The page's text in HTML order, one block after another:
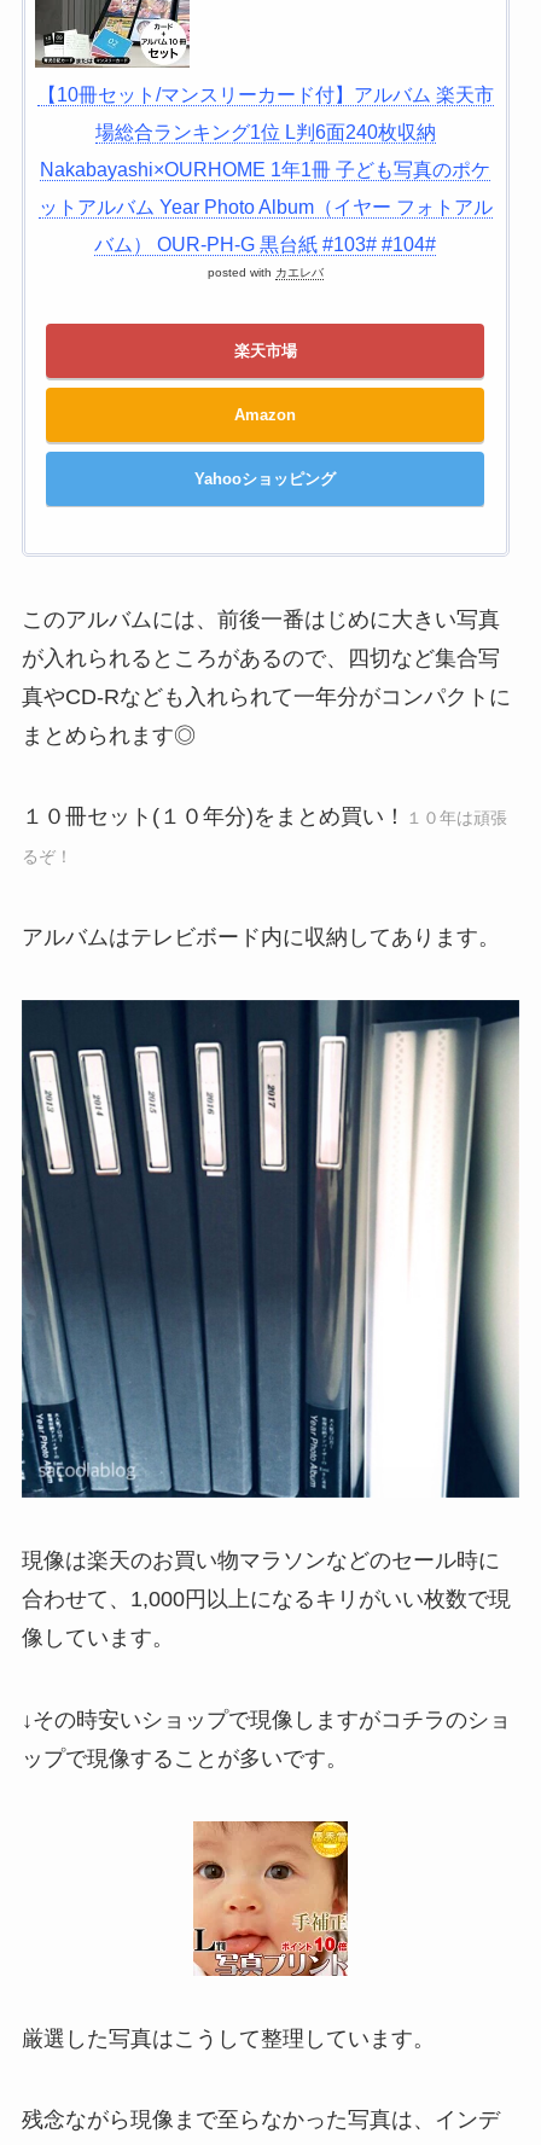
【10冊セット/マンスリーカード付】アルバム 楽天市
場総合ランキング1位 L判6面240枚収納
Nakabayashi×OURHOME 1年1冊 子ども写真のポケ
ットアルバム Year Photo Album（イヤー フォトアル
バム） OUR-PH-G 黒台紙 #103# #104#
posted with カエレバ
楽天市場
Amazon
Yahooショッピング
このアルバムには、前後一番はじめに大きい写真
が入れられるところがあるので、四切など集合写
真やCD-Rなども入れられて一年分がコンパクトに
まとめられます◎
１０冊セット(１０年分)をまとめ買い！
１０年は頑張
るぞ！
アルバムはテレビボード内に収納してあります。
現像は楽天のお買い物マラソンなどのセール時に
合わせて、1,000円以上になるキリがいい枚数で現
像しています。
↓その時安いショップで現像しますがコチラのショ
ップで現像することが多いです。
厳選した写真はこうして整理しています。
残念ながら現像まで至らなかった写真は、インデ